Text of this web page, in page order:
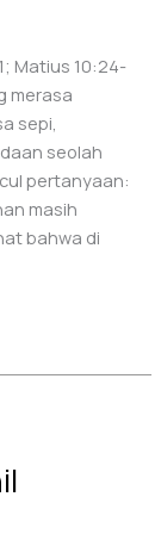
Matius 10:24-
merasa
sepi,
seolah
pertanyaan:
masih
bahwa di